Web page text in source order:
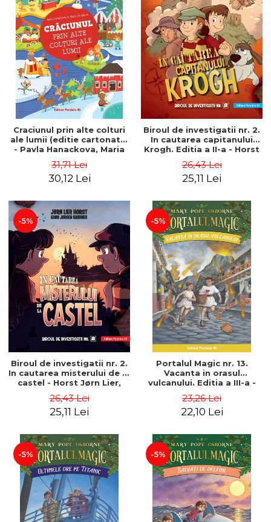
Craciunul prin alte colturi
ale lumii (editie cartonata)
- Pavla Hanackova, Maria
31,71 Lei
30,12 Lei
Biroul de investigatii nr. 2.
In cautarea capitanului
Krogh. Editia a II-a - Horst
Jørgen
26,43 Lei
25,11 Lei
-5%
Biroul de investigatii nr. 2.
In cautarea misterului de la
castel - Horst Jørn Lier,
26,43 Lei
25,11 Lei
-5%
Portalul Magic nr. 13.
Vacanta in orasul
vulcanului. Editia a III-a -
23,26 Lei
22,10 Lei
-5% -5%